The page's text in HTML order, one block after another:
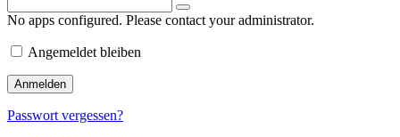
No apps configured. Please contact your administrator.
Angemeldet bleiben
Passwort vergessen?